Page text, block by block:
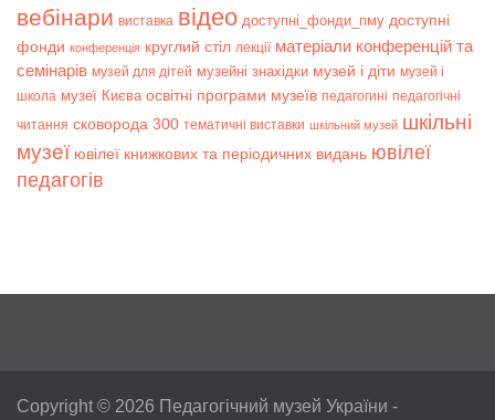
вебінари виставка відео доступні_фонди_пму доступні
фонди конференція круглий стіл лекції матеріали конференцій та
семінарів музей для дітей музейні знахідки музей і діти музей і
школа музеї Києва освітні програми музеїв педагогині педагогічні
читання сковорода 300 тематичні виставки шкільний музей шкільні
музеї ювілеї книжкових та періодичних видань ювілеї
педагогів
Copyright © 2026 Педагогічний музей України -